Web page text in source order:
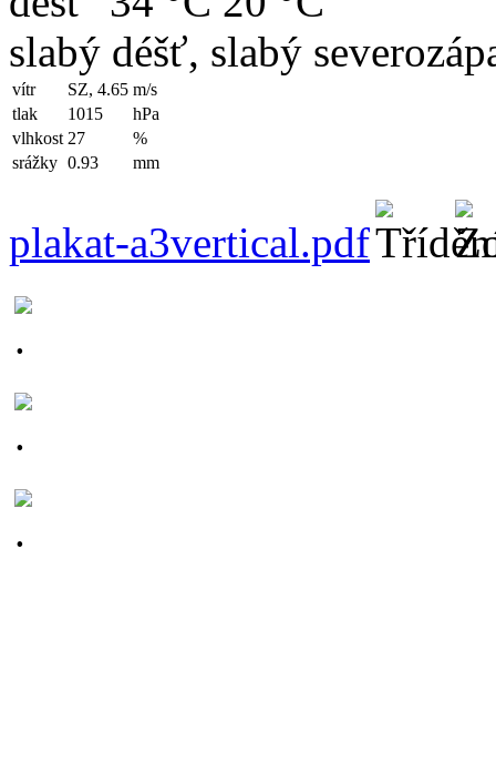
slabý déšť, slabý
vítr SZ, 4.65 m/s
tlak
1015
hPa
vlhkost 27
%
srážky 0.93 mm
plakat-a3vertical.pdf